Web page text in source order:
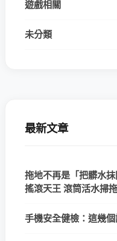
遊戲相關
未分類
最新文章
拖地不再是「把髒水
搖滾天王 滾筒活水掃
手機安全健檢：這幾